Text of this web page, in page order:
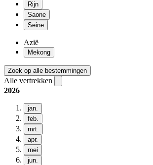
Rijn
Saone
Seine
Azië
Mekong
Zoek op alle bestemmingen
Alle vertrekken
2026
jan.
feb.
mrt.
apr.
mei
jun.